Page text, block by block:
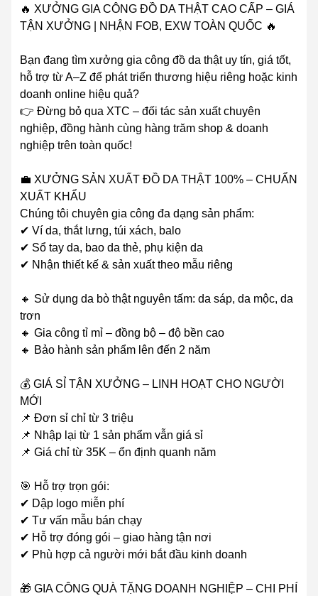
🔥 XƯỞNG GIA CÔNG ĐỒ DA THẬT CAO CẤP – GIÁ
TẬN XƯỞNG | NHẬN FOB, EXW TOÀN QUỐC 🔥
Bạn đang tìm xưởng gia công đồ da thật uy tín, giá tốt,
hỗ trợ từ A–Z để phát triển thương hiệu riêng hoặc kinh
doanh online hiệu quả?
👉 Đừng bỏ qua XTC – đối tác sản xuất chuyên
nghiệp, đồng hành cùng hàng trăm shop & doanh
nghiệp trên toàn quốc!
💼 XƯỞNG SẢN XUẤT ĐỒ DA THẬT 100% – CHUẨN
XUẤT KHẨU
Chúng tôi chuyên gia công đa dạng sản phẩm:
✔ Ví da, thắt lưng, túi xách, balo
✔ Sổ tay da, bao da thẻ, phụ kiện da
✔ Nhận thiết kế & sản xuất theo mẫu riêng
🔸 Sử dụng da bò thật nguyên tấm: da sáp, da mộc, da
trơn
🔸 Gia công tỉ mỉ – đồng bộ – độ bền cao
🔸 Bảo hành sản phẩm lên đến 2 năm
💰 GIÁ SỈ TẬN XƯỞNG – LINH HOẠT CHO NGƯỜI
MỚI
📌 Đơn sỉ chỉ từ 3 triệu
📌 Nhập lại từ 1 sản phẩm vẫn giá sỉ
📌 Giá chỉ từ 35K – ổn định quanh năm
🎯 Hỗ trợ trọn gói:
✔ Dập logo miễn phí
✔ Tư vấn mẫu bán chạy
✔ Hỗ trợ đóng gói – giao hàng tận nơi
✔ Phù hợp cả người mới bắt đầu kinh doanh
🎁 GIA CÔNG QUÀ TẶNG DOANH NGHIỆP – CHI PHÍ